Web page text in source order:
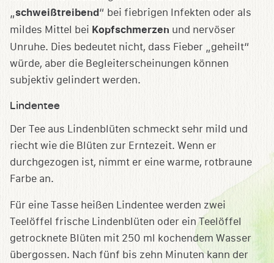
„schweißtreibend“ bei fiebrigen Infekten oder als
mildes Mittel bei Kopfschmerzen und nervöser
Unruhe. Dies bedeutet nicht, dass Fieber „geheilt“
würde, aber die Begleiterscheinungen können
subjektiv gelindert werden.
Lindentee
Der Tee aus Lindenblüten schmeckt sehr mild und
riecht wie die Blüten zur Erntezeit. Wenn er
durchgezogen ist, nimmt er eine warme, rotbraune
Farbe an.
Für eine Tasse heißen Lindentee werden zwei
Teelöffel frische Lindenblüten oder ein Teelöffel
getrocknete Blüten mit 250 ml kochendem Wasser
übergossen. Nach fünf bis zehn Minuten kann der